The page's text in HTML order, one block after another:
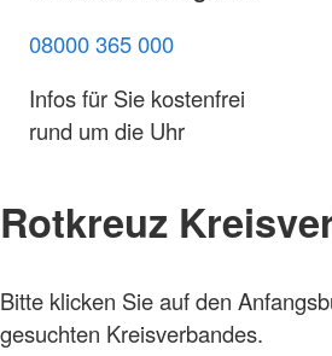
08000 365 000
Infos für Sie kostenfrei
rund um die Uhr
Rotkreuz
Bitte klicken Sie auf den
gesuchten Kreisverbandes.